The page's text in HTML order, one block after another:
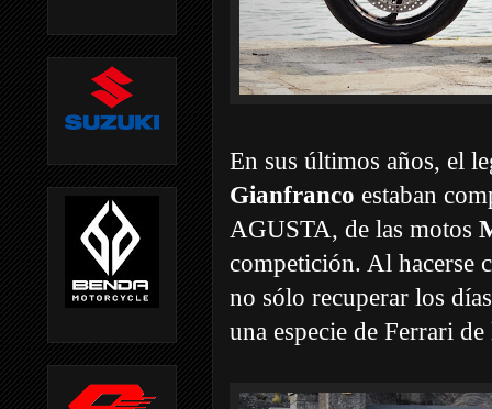
En sus últimos años, el
Gianfranco estaban
AGUSTA, de las motos
competición. Al hacerse
no sólo recuperar los
una especie de Ferrari